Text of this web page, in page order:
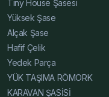
Şasesi Resim, Tiny
Resim, Yüksek
Teknik Detay,
Şasesi Teknik
Şase Teknik
Karavan Şasesi
Tiny House Şasesi
Yüksek Şase
Alçak Şase
Hafif Çelik
Yedek Parça
YÜK TAŞIMA RÖMORK
KARAVAN ŞASİSİ